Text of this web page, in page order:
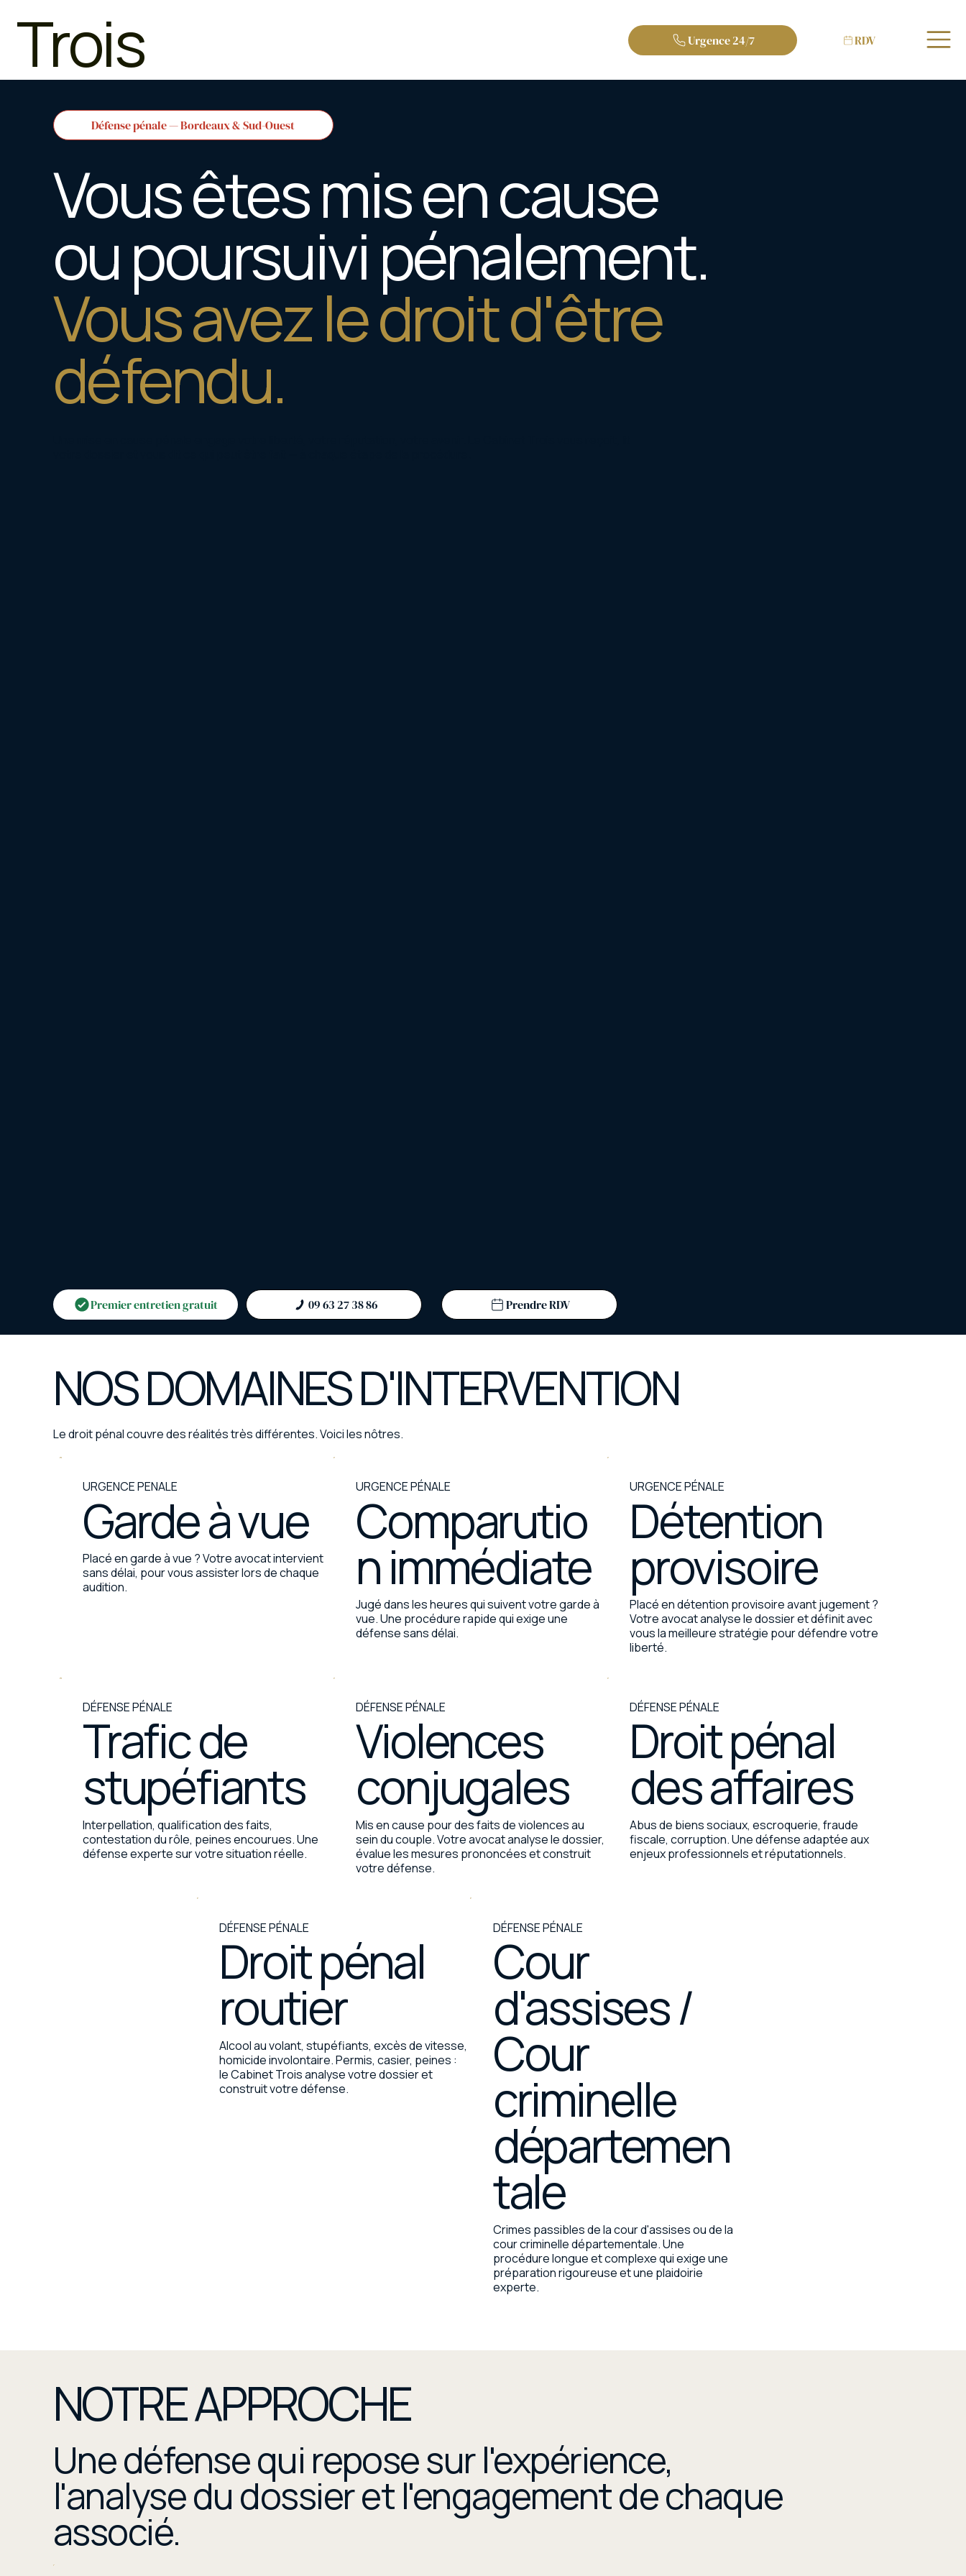
Trois Urgence 24/7 RDV
Défense pénale — Bordeaux & Sud-Ouest
Vous êtes mis en cause
ou poursuivi pénalement.
Vous avez le droit d'être
défendu.
09 63 27 38 86 Prendre RDV
NOS DOMAINES D'INTERVENTION
Le droit pénal couvre des réalités très différentes. Voici les nôtres.
URGENCE PENALE
Garde à vue
Placé en garde à vue ? Votre avocat intervient
sans délai, pour vous assister lors de chaque
audition.
URGENCE PÉNALE
Comparutio
n immédiate
Jugé dans les heures qui suivent votre garde à
vue. Une procédure rapide qui exige une
défense sans délai.
URGENCE PÉNALE
Détention
provisoire
Placé en détention provisoire avant jugement ?
Votre avocat analyse le dossier et définit avec
vous la meilleure stratégie pour défendre votre
liberté.
DÉFENSE PÉNALE
Trafic de
stupéfiants
Interpellation, qualification des faits,
contestation du rôle, peines encourues. Une
défense experte sur votre situation réelle.
DÉFENSE PÉNALE
Violences
conjugales
Mis en cause pour des faits de violences au
sein du couple. Votre avocat analyse le dossier,
évalue les mesures prononcées et construit
votre défense.
DÉFENSE PÉNALE
Droit pénal
des affaires
Abus de biens sociaux, escroquerie, fraude
fiscale, corruption. Une défense adaptée aux
enjeux professionnels et réputationnels.
DÉFENSE PÉNALE
Droit pénal
routier
Alcool au volant, stupéfiants, excès de vitesse,
homicide involontaire. Permis, casier, peines :
le Cabinet Trois analyse votre dossier et
construit votre défense.
DÉFENSE PÉNALE
Cour
d'assises /
Cour
criminelle
départemen
tale
Crimes passibles de la cour d'assises ou de la
cour criminelle départementale. Une
procédure longue et complexe qui exige une
préparation rigoureuse et une plaidoirie
experte.
NOTRE APPROCHE
Une défense qui repose sur l'expérience,
l'analyse du dossier et l'engagement de chaque
associé.